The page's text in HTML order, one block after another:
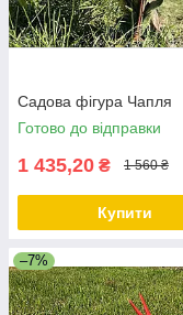
Cадова фігура Чапля
Готово до відправки
1 435,20 ₴ 1 560 ₴
Купити
–7%